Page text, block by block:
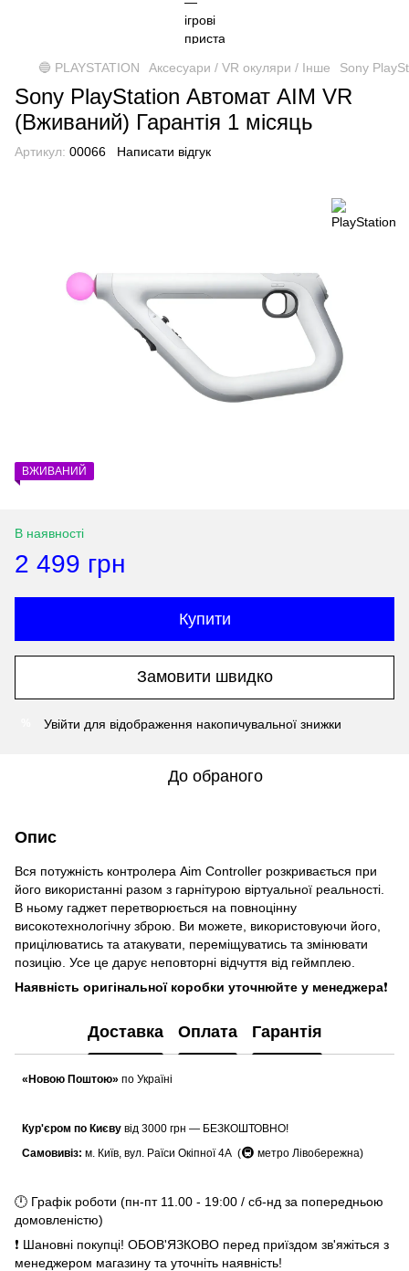
🔵 PLAYSTATION Аксесуари / VR окуляри / Інше Sony
Sony PlayStation Автомат AIM VR
(Вживаний) Гарантія 1 місяць
Артикул: 00066 Написати відгук
ВЖИВАНИЙ
В наявності
2 499 грн
Купити
Замовити швидко
Увійти для відображення накопичувальної знижки
До обраного
Опис
Вся потужність контролера Aim Controller розкривається при
його використанні разом з гарнітурою віртуальної реальності.
В ньому гаджет перетворюється на повноцінну
високотехнологічну зброю. Ви можете, використовуючи його,
прицілюватись та атакувати, переміщуватись та змінювати
позицію. Усе це дарує неповторні відчуття від геймплею.
Наявність оригінальної коробки уточнюйте у менеджера❗
Доставка Оплата Гарантія
«Новою Поштою» по Україні
Кур'єром по Києву від 3000 грн — БЕЗКОШТОВНО!
Самовивіз: м. Київ, вул. Раїси Окіпної 4А (🚇 метро Лівобережна)
🕛 Графік роботи (пн-пт 11.00 - 19:00 / сб-нд за попередньою
домовленістю)
❗ Шановні покупці! ОБОВ'ЯЗКОВО перед приїздом зв'яжіться з
менеджером магазину та уточніть наявність!